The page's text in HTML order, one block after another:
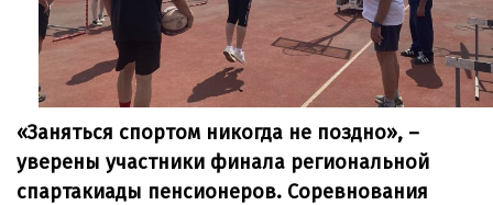
«Заняться спортом никогда не поздно», –
уверены участники финала региональной
спартакиады пенсионеров. Соревнования